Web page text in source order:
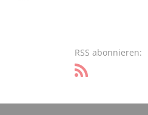
RSS abonnieren: